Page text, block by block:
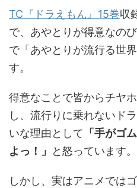
TC『ドラえもん』15巻収
で、あやとりが得意なの
で「あやとりが流行る世
す。
得意なことで皆からチヤ
し、流行りに乗れないド
いな理由として 「手がゴ
よっ！」
と怒っています。
しかし、実はアニメでは